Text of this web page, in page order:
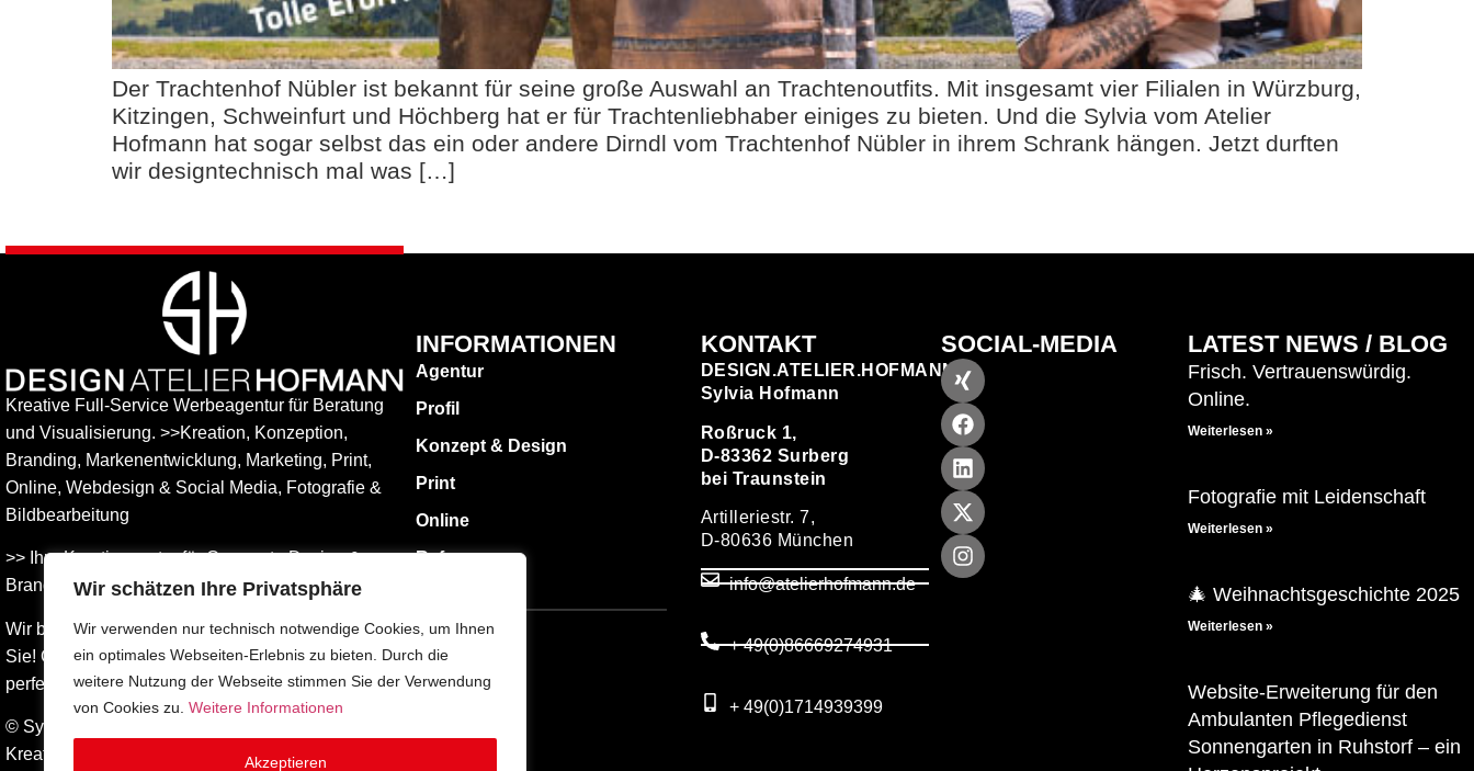
Wir schätzen Ihre Privatsphäre
Wir verwenden nur technisch notwendige Cookies, um Ihnen
ein optimales Webseiten-Erlebnis zu bieten. Durch die
weitere Nutzung der Webseite stimmen Sie der Verwendung
von Cookies zu. Weitere Informationen
Akzeptieren
Der Trachtenhof Nübler ist bekannt für seine große Auswahl an Trachtenoutfits. Mit insgesamt vier Filialen in Würzburg,
Kitzingen, Schweinfurt und Höchberg hat er für Trachtenliebhaber einiges zu bieten. Und die Sylvia vom Atelier
Hofmann hat sogar selbst das ein oder andere Dirndl vom Trachtenhof Nübler in ihrem Schrank hängen. Jetzt durften
wir designtechnisch mal was […]
Kreative Full-Service Werbeagentur für Beratung
und Visualisierung. >>Kreation, Konzeption,
Branding, Markenentwicklung, Marketing, Print,
Online, Web­design & Social Media, Fotografie &
Bildbear­bei­tung
>> Ihre Kreativagentur für Corporate Design &
Branding Entwicklung – ganz in Ihrer Nähe.
Wir beraten Sie umfassend – und freuen uns auf
Sie! Gemeinsam finden wird die Werbung, die
perfekt zu Ihnen passt.
© Sylvia Hofmann DESIGN.ATELIER.HOFMANN
Kreative Werbeagentur Surberg bei Traunstein –
INFORMATIONEN
Agentur
Profil
Konzept & Design
Print
Online
Referenzen
Impressum
Datenschutz
KONTAKT
DESIGN.ATELIER.HOFMANN
Sylvia Hofmann
Roßruck 1,
D-83362 Surberg
bei Traunstein
Artilleriestr. 7,
D-80636 München
info@atelierhofmann.de
+ 49(0)86669274931
+ 49(0)1714939399
SOCIAL-MEDIA LATEST NEWS / BLOG
Frisch. Vertrauenswürdig.
Online.
Weiterlesen »
Fotografie mit Leidenschaft
Weiterlesen »
🎄 Weihnachtsgeschichte 2025
Weiterlesen »
Website-Erweiterung für den
Ambulanten Pflegedienst
Sonnengarten in Ruhstorf – ein